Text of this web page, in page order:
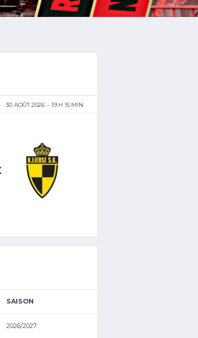
30 AOÛT 2026 19 H 15 MIN
SAISON
2026/2027